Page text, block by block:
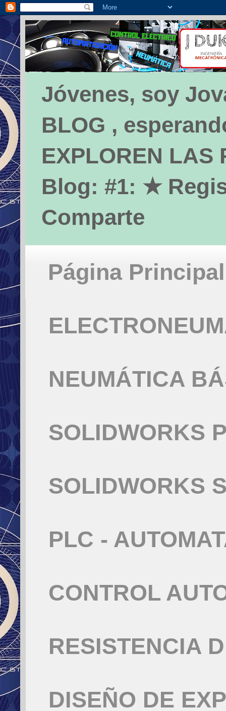
Jóvenes, soy
BLOG ,
EXPLOREN LAS
Blog: #1: ★
Comparte
Página Principal
NEUMÁTICA
SOLIDWORKS
SOLIDWORKS
PLC -
CONTROL
RESISTENCIA
DISEÑO DE